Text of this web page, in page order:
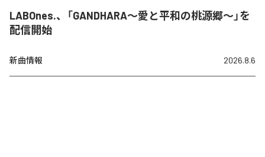
LABOnes.、「GANDHARA〜愛と平和の桃源郷〜」を
配信開始
新曲情報 2026.8.6